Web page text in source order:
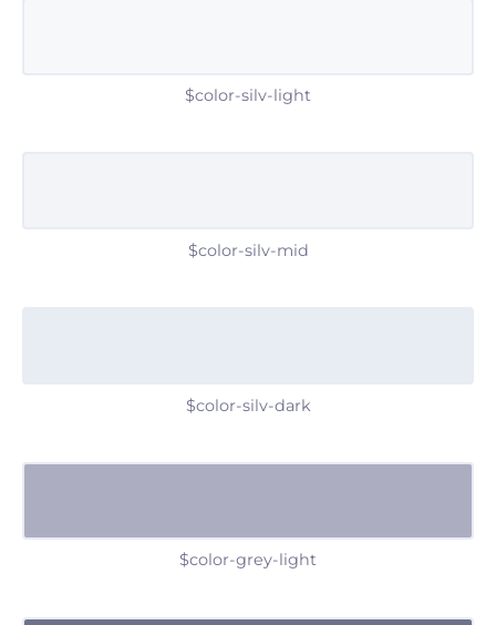
$color-silv-light
$color-silv-mid
$color-silv-dark
$color-grey-light